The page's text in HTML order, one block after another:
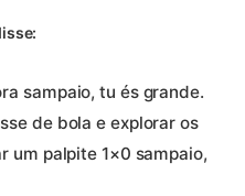
sampaio, tu és grande.
de bola e explorar os
um palpite 1×0 sampaio,